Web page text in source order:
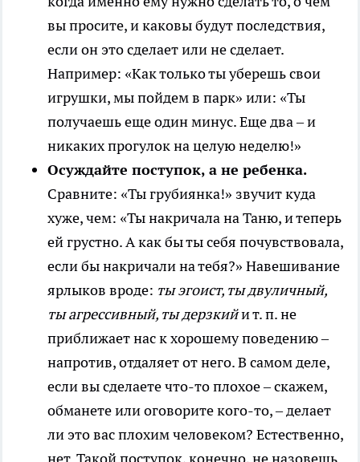
вы просите, и каковы будут последствия,
если он это сделает или не сделает.
Например: «Как только ты уберешь свои
игрушки, мы пойдем в парк» или: «Ты
получаешь еще один минус. Еще два – и
никаких прогулок на целую неделю!»
Осуждайте поступок, а не ребенка.
Сравните: «Ты грубиянка!» звучит куда
хуже, чем: «Ты накричала на Таню, и теперь
ей грустно. А как бы ты себя почувствовала,
если бы накричали на тебя?» Навешивание
ярлыков вроде: ты эгоист, ты двуличный,
ты агрессивный, ты дерзкийи т. п. не
приближает нас к хорошему поведению –
напротив, отдаляет от него. В самом деле,
если вы сделаете что-то плохое – скажем,
обманете или оговорите кого-то, – делает
ли это вас плохим человеком? Естественно,